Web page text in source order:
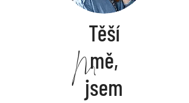
Těší
mě,
jsem
M
a
i
n